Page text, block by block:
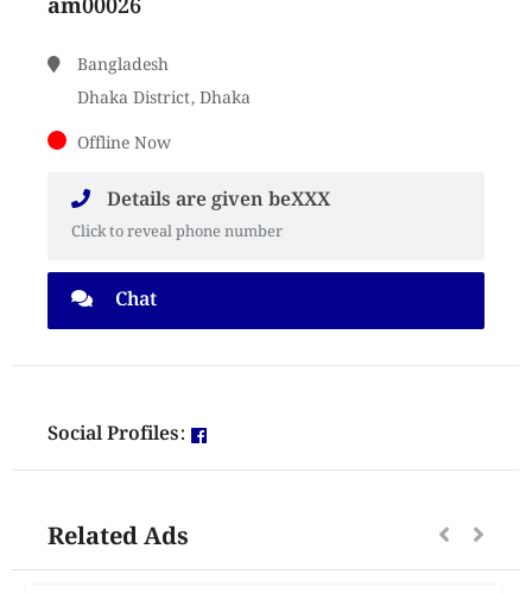
Bangladesh
Dhaka District, Dhaka
Offline Now
Details are given beXXX
Click to reveal phone number
Chat
Social Profiles:
Related Ads